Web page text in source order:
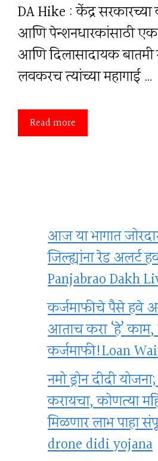
DA Hike : केंद्र सरकारच्या
आणि पेन्शनधारकांसाठी एक
आणि दिलासादायक
लवकरच त्यांच्या महागाई …
Read more
आज या भागात
जिल्ह्यांना रेड अलर्ट
Panjabrao Dakh
कर्जमाफीचे पैसे हवे
आताच करा ‘हे’
कर्जमाफी!Loan
नमो ड्रोन दीदी
करायचा, कोणत्या
मिळणार लाभ पाहा
drone didi yojana